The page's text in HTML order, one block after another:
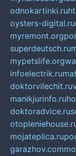
odnokartinki.ru
oysters-digital.ru
myremont.org
superdeutsch.ru
mypetslife.org
infoelectrik.ru
doktorvilechit.ru
manikjurinfo.ru
doktoradvice.ru
mojateplica.ru
garazhov.com